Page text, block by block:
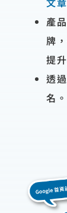
產
牌
提
透過
名。